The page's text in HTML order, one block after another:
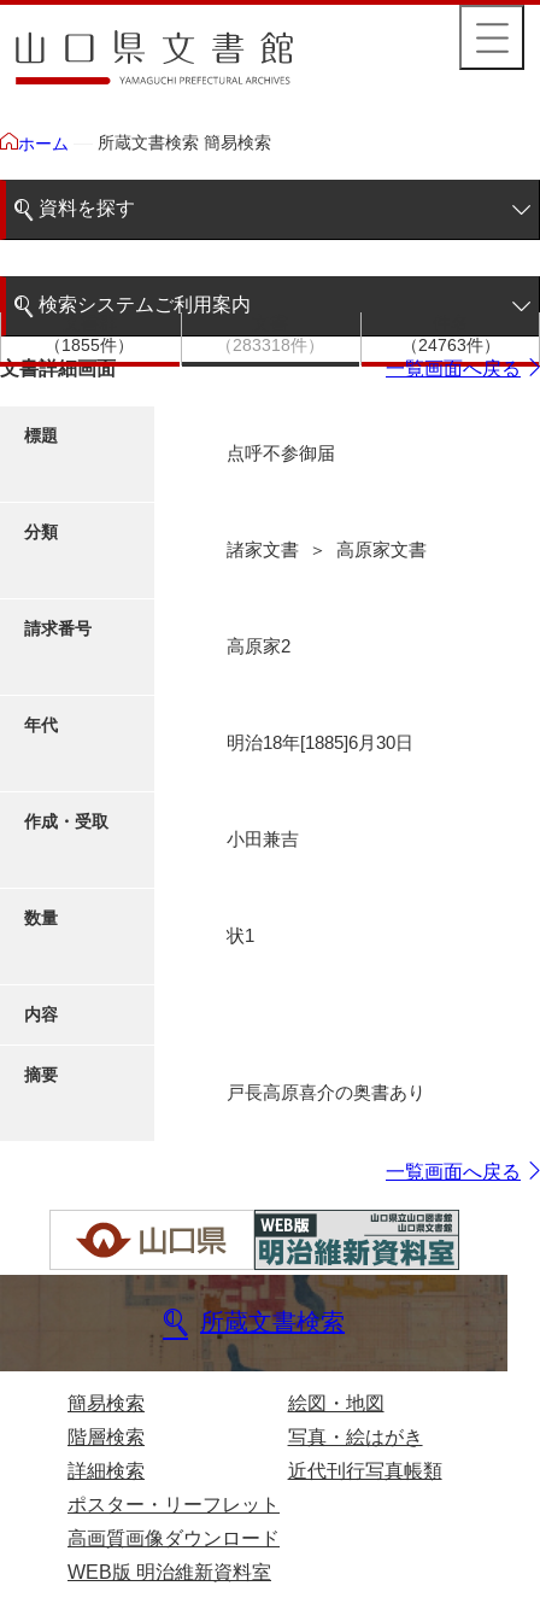
ホーム 所蔵文書検索 簡易検索
資料を探す
階層検索
写真・絵はがき
近代刊行写真帳類
検索システムご利用案内
検索システムの利用について
（1855件）
（283318件）
（24763件）
文書詳細画面 一覧画面へ戻る
標題
点呼不参御届
分類
諸家文書 ＞ 高原家文書
請求番号
高原家2
年代
明治18年[1885]6月30日
作成・受取
小田兼吉
数量
状1
内容
摘要
戸長高原喜介の奥書あり
一覧画面へ戻る
所蔵文書検索
簡易検索
階層検索
詳細検索
絵図・地図
写真・絵はがき
近代刊行写真帳類
ポスター・リーフレット
高画質画像ダウンロード
WEB版 明治維新資料室